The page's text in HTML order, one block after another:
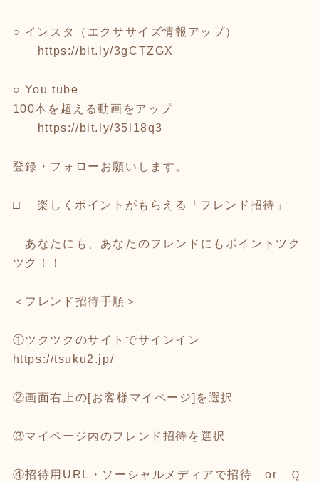
○ インスタ（エクササイズ情報アップ）
https://bit.ly/3gCTZGX
○ You tube
100本を超える動画をアップ
https://bit.ly/35l18q3
登録・フォローお願いします。
□ 楽しくポイントがもらえる「フレンド招待」
あなたにも、あなたのフレンドにもポイントツク
ツク！！
＜フレンド招待手順＞
①ツクツクのサイトでサインイン
https://tsuku2.jp/
②画面右上の[お客様マイページ]を選択
③マイページ内のフレンド招待を選択
④招待用URL・ソーシャルメディアで招待 or Ｑ